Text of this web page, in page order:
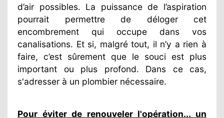
d’air possibles. La puissance de l’aspiration
pourrait permettre de déloger cet
encombrement qui occupe dans vos
canalisations. Et si, malgré tout, il n’y a rien à
faire, c’est sûrement que le souci est plus
important ou plus profond. Dans ce cas,
s'adresser à un plombier nécessaire.
Pour éviter de renouveler l'opération... un